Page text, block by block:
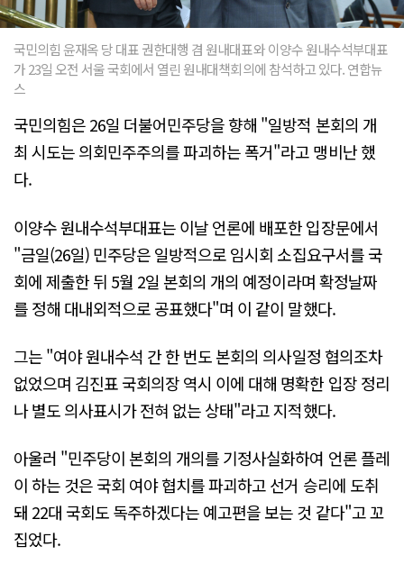
국민의힘 윤재옥 당 대표 권한대행 겸 원내대표와 이양수 원내수석부대표
가 23일 오전 서울 국회에서 열린 원내대책회의에 참석하고 있다. 연합뉴
스
국민의힘은 26일 더불어민주당을 향해 "일방적 본회의 개
최 시도는 의회민주주의를 파괴하는 폭거"라고 맹비난 했
다.
이양수 원내수석부대표는 이날 언론에 배포한 입장문에서
"금일(26일) 민주당은 일방적으로 임시회 소집요구서를 국
회에 제출한 뒤 5월 2일 본회의 개의 예정이라며 확정날짜
를 정해 대내외적으로 공표했다"며 이 같이 말했다.
그는 "여야 원내수석 간 한 번도 본회의 의사일정 협의조차
없었으며 김진표 국회의장 역시 이에 대해 명확한 입장 정리
나 별도 의사표시가 전혀 없는 상태"라고 지적했다.
아울러 "민주당이 본회의 개의를 기정사실화하여 언론 플레
이 하는 것은 국회 여야 협치를 파괴하고 선거 승리에 도취
돼 22대 국회도 독주하겠다는 예고편을 보는 것 같다"고 꼬
집었다.